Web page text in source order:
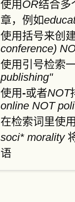
使用 OR结合多
章，例如
使用括号来创
conference)
使用引号检索
publishing"
使用-或者NOT
online NOT
在检索词里使用
soci* morality
语